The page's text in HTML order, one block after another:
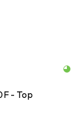
- Top